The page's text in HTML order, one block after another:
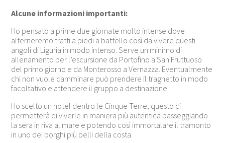
Alcune informazioni importanti:
Ho pensato a prime due giornate molto intense dove
alterneremo tratti a piedi a battello così da vivere questi
angoli di Liguria in modo intenso. Serve un minimo di
allenamento per l’escursione da Portofino a San Fruttuoso
del primo giorno e da Monterosso a Vernazza. Eventualmente
chi non vuole camminare può prendere il traghetto in modo
facoltativo e attendere il gruppo a destinazione.
Ho scelto un hotel dentro le Cinque Terre, questo ci
permetterà di viverle in maniera più autentica passeggiando
la sera in riva al mare e potendo così immortalare il tramonto
in uno dei borghi più belli della costa.